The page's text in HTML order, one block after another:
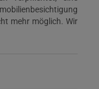
mehr möglich. Wir